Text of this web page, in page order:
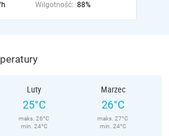
Wilgotność: 88%
Luty
25°C
maks. 26°C
min. 24°C
Marzec
26°C
maks. 27°C
min. 24°C